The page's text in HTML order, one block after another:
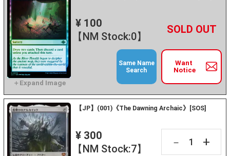
¥ 100
【NM Stock:0】
－ +
Want
Notice
Same Name
Search
【JP】(001)《The Dawning Archaic》[SOS]
¥ 300
【NM Stock:7】
－ +